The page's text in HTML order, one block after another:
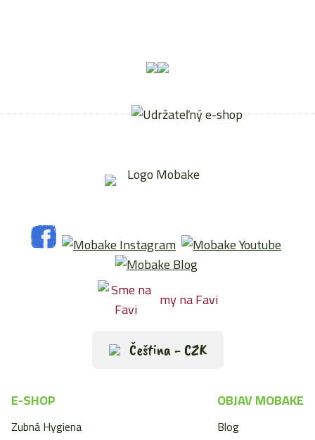
my na Favi
Čeština - CZK
E-SHOP
Zubná Hygiena
OBJAV MOBAKE
Blog